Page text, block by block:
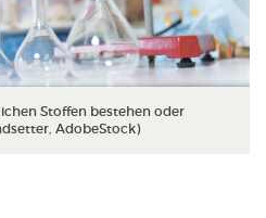
Stoffen bestehen oder
AdobeStock)